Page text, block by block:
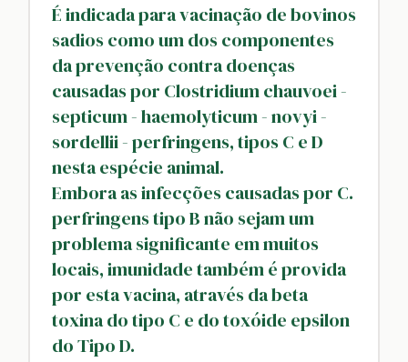
É indicada para vacinação de bovinos
sadios como um dos componentes
da prevenção contra doenças
causadas por Clostridium chauvoei -
septicum - haemolyticum - novyi -
sordellii - perfringens, tipos C e D
nesta espécie animal.
Embora as infecções causadas por C.
perfringens tipo B não sejam um
problema significante em muitos
locais, imunidade também é provida
por esta vacina, através da beta
toxina do tipo C e do toxóide epsilon
do Tipo D.